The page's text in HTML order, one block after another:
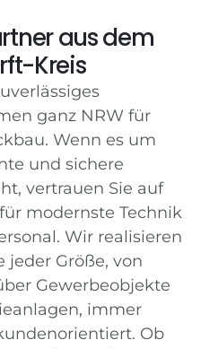
aus dem
Kreis
ganz NRW für
Wenn es um
und sichere
vertrauen Sie auf
modernste Technik
Wir realisieren
jeder Größe, von
Gewerbeobjekte
immer
Ob